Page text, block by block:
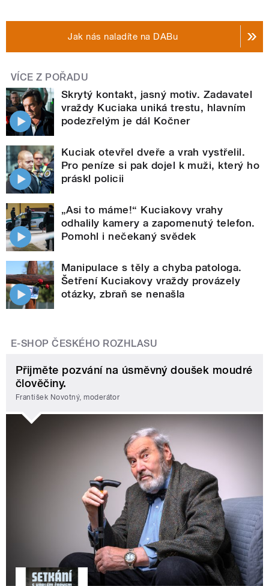
Jak nás naladíte na DABu
VÍCE Z POŘADU
Skrytý kontakt, jasný motiv. Zadavatel
vraždy Kuciaka uniká trestu, hlavním
podezřelým je dál Kočner
Kuciak otevřel dveře a vrah vystřelil.
Pro peníze si pak dojel k muži, který ho
práskl policii
„Asi to máme!“ Kuciakovy vrahy
odhalily kamery a zapomenutý telefon.
Pomohl i nečekaný svědek
Manipulace s těly a chyba patologa.
Šetření Kuciakovy vraždy provázely
otázky, zbraň se nenašla
E-SHOP ČESKÉHO ROZHLASU
Přijměte pozvání na úsměvný doušek moudré
člověčiny.
František Novotný, moderátor